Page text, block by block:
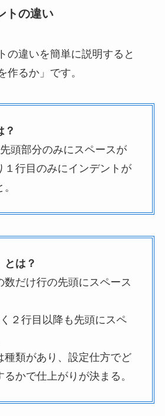
トの違い
の違いを簡単に説明すると
作るか」です。
？
頭部分のみにスペースが
１行目のみにインデントが
とは？
数だけ行の先頭にスペース
２行目以降も先頭にスペ
種類があり、設定仕方でど
かで仕上がりが決まる。